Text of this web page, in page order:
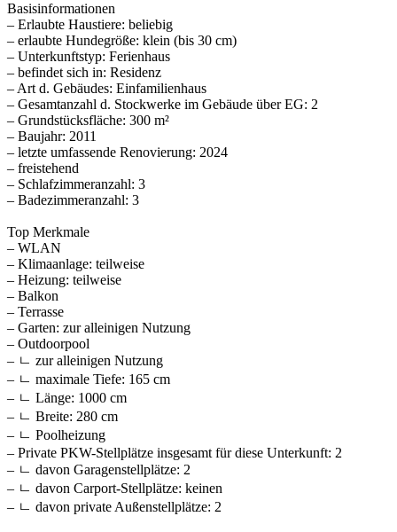
Basisinformationen
– Erlaubte Haustiere: beliebig
– erlaubte Hundegröße: klein (bis 30 cm)
– Unterkunftstyp: Ferienhaus
– befindet sich in: Residenz
– Art d. Gebäudes: Einfamilienhaus
– Gesamtanzahl d. Stockwerke im Gebäude über EG: 2
– Grundstücksfläche: 300 m²
– Baujahr: 2011
– letzte umfassende Renovierung: 2024
– freistehend
– Schlafzimmeranzahl: 3
– Badezimmeranzahl: 3
Top Merkmale
– WLAN
– Klimaanlage: teilweise
– Heizung: teilweise
– Balkon
– Terrasse
– Garten: zur alleinigen Nutzung
– Outdoorpool
– ㄴ zur alleinigen Nutzung
– ㄴ maximale Tiefe: 165 cm
– ㄴ Länge: 1000 cm
– ㄴ Breite: 280 cm
– ㄴ Poolheizung
– Private PKW-Stellplätze insgesamt für diese Unterkunft: 2
– ㄴ davon Garagenstellplätze: 2
– ㄴ davon Carport-Stellplätze: keinen
– ㄴ davon private Außen­stellplätze: 2